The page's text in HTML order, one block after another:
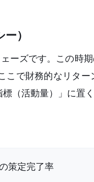
）
ーズです。この時
で財務的なリター
（活動量）」に置く
策定完了率